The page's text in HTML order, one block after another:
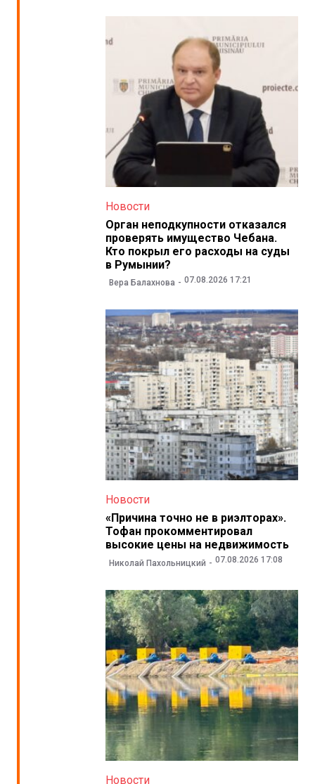
Новости
Орган неподкупности отказался
проверять имущество Чебана.
Кто покрыл его расходы на суды
в Румынии?
Вера Балахнова 07.08.2026 17:21
Новости
«Причина точно не в риэлторах».
Тофан прокомментировал
высокие цены на недвижимость
Николай Пахольницкий 07.08.2026 17:08
Новости